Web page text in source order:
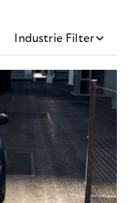
Industrie Filter